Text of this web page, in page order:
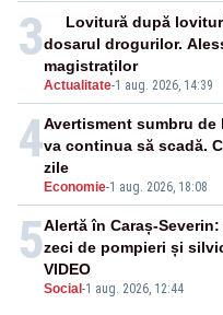
3
Actualitate-1 aug. 2026, 14:39
Lovitură după
dosarul drogurilor.
magistraților
4
Economie-1 aug. 2026, 18:08
Avertisment sumbru de
va continua să scadă.
zile
5
Social -1 aug. 2026, 12:44
Alertă în Caraș-
zeci de pompieri și
VIDEO